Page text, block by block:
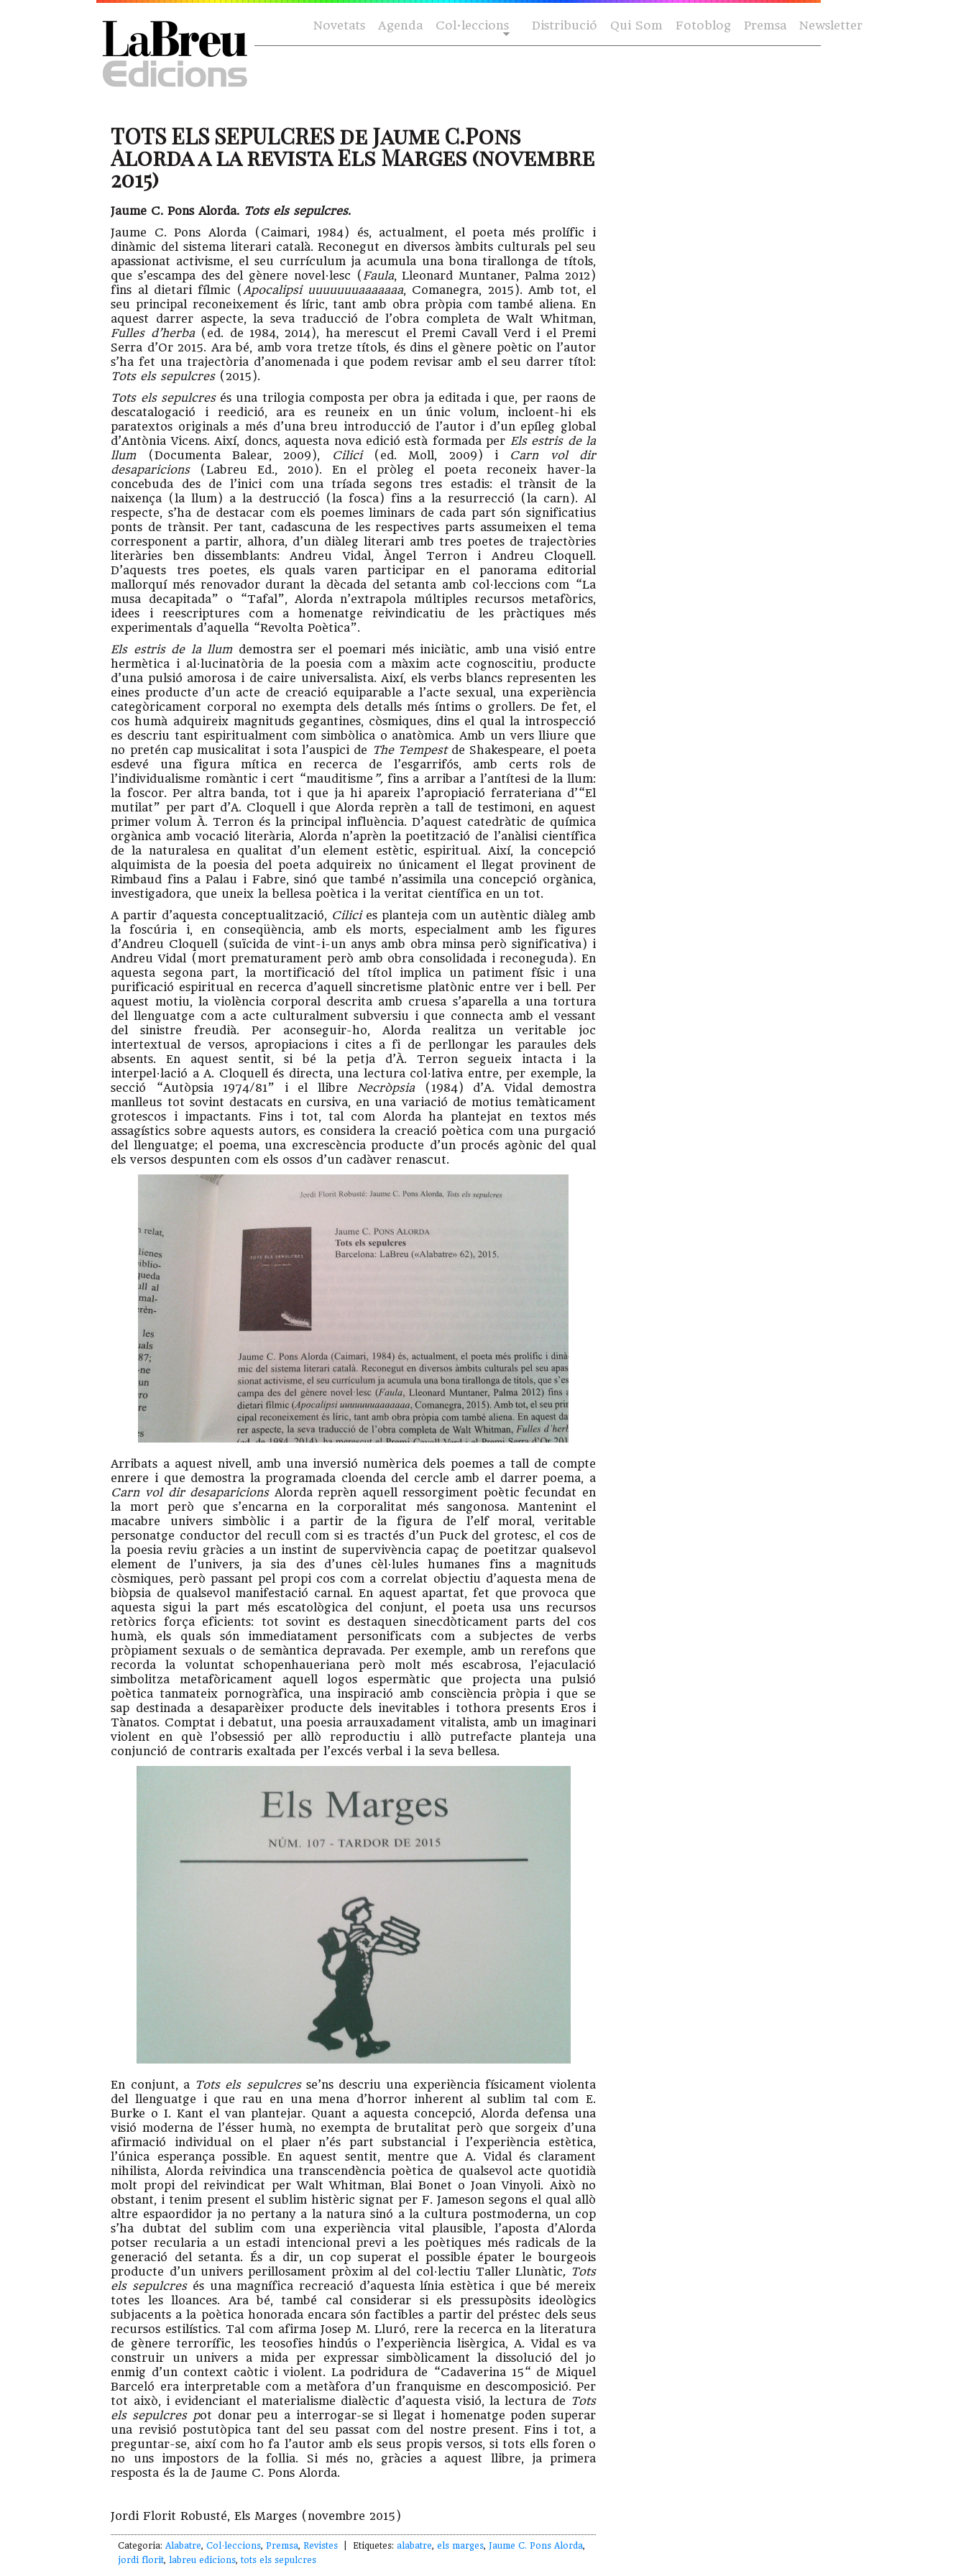
Novetats Agenda Col·leccions Distribució Qui Som Fotoblog Premsa Newsletter
TOTS ELS SEPULCRES de Jaume C.Pons
Alorda a la revista Els Marges (novembre
2015)
Jaume C. Pons Alorda. Tots els sepulcres.
Jaume C. Pons Alorda (Caimari, 1984) és, actualment, el poeta més prolífic i
dinàmic del sistema literari català. Reconegut en diversos àmbits culturals pel seu
apassionat activisme, el seu currículum ja acumula una bona tirallonga de títols,
que s’escampa des del gènere novel·lesc ( Faula, Lleonard Muntaner, Palma 2012)
fins al dietari fílmic (Apocalipsi uuuuuuuaaaaaaa, Comanegra, 2015). Amb tot, el
seu principal reconeixement és líric, tant amb obra pròpia com també aliena. En
aquest darrer aspecte, la seva traducció de l’obra completa de Walt Whitman,
Fulles d’herba (ed. de 1984, 2014), ha merescut el Premi Cavall Verd i el Premi
Serra d’Or 2015. Ara bé, amb vora tretze títols, és dins el gènere poètic on l’autor
s’ha fet una trajectòria d’anomenada i que podem revisar amb el seu darrer títol:
Tots els sepulcres (2015).
Tots els sepulcresés una trilogia composta per obra ja editada i que, per raons de
descatalogació i reedició, ara es reuneix en un únic volum, incloent-hi els
paratextos originals a més d’una breu introducció de l’autor i d’un epíleg global
d’Antònia Vicens. Així, doncs, aquesta nova edició està formada per Els estris de la
llum(Documenta Balear, 2009), Cilici(ed. Moll, 2009) i Carn vol dir
desaparicions(Labreu Ed., 2010). En el pròleg el poeta reconeix haver-la
concebuda des de l’inici com una tríada segons tres estadis: el trànsit de la
naixença (la llum) a la destrucció (la fosca) fins a la resurrecció (la carn). Al
respecte, s’ha de destacar com els poemes liminars de cada part són significatius
ponts de trànsit. Per tant, cadascuna de les respectives parts assumeixen el tema
corresponent a partir, alhora, d’un diàleg literari amb tres poetes de trajectòries
literàries ben dissemblants: Andreu Vidal, Àngel Terron i Andreu Cloquell.
D’aquests tres poetes, els quals varen participar en el panorama editorial
mallorquí més renovador durant la dècada del setanta amb col·leccions com “La
musa decapitada” o “Tafal”, Alorda n’extrapola múltiples recursos metafòrics,
idees i reescriptures com a homenatge reivindicatiu de les pràctiques més
experimentals d’aquella “Revolta Poètica”.
Els estris de la llumdemostra ser el poemari més iniciàtic, amb una visió entre
hermètica i al·lucinatòria de la poesia com a màxim acte cognoscitiu, producte
d’una pulsió amorosa i de caire universalista. Així, els verbs blancs representen les
eines producte d’un acte de creació equiparable a l’acte sexual, una experiència
categòricament corporal no exempta dels detalls més íntims o grollers. De fet, el
cos humà adquireix magnituds gegantines, còsmiques, dins el qual la introspecció
es descriu tant espiritualment com simbòlica o anatòmica. Amb un vers lliure que
no pretén cap musicalitat i sota l’auspici de The Tempestde Shakespeare, el poeta
esdevé una figura mítica en recerca de l’esgarrifós, amb certs rols de
l’individualisme romàntic i cert “mauditisme ”, fins a arribar a l’antítesi de la llum:
la foscor. Per altra banda, tot i que ja hi apareix l’apropiació ferrateriana d’“El
mutilat” per part d’A. Cloquell i que Alorda reprèn a tall de testimoni, en aquest
primer volum À. Terron és la principal influència. D’aquest catedràtic de química
orgànica amb vocació literària, Alorda n’aprèn la poetització de l’anàlisi científica
de la naturalesa en qualitat d’un element estètic, espiritual. Així, la concepció
alquimista de la poesia del poeta adquireix no únicament el llegat provinent de
Rimbaud fins a Palau i Fabre, sinó que també n’assimila una concepció orgànica,
investigadora, que uneix la bellesa poètica i la veritat científica en un tot.
A partir d’aquesta conceptualització, Cilicies planteja com un autèntic diàleg amb
la foscúria i, en conseqüència, amb els morts, especialment amb les figures
d’Andreu Cloquell (suïcida de vint-i-un anys amb obra minsa però significativa) i
Andreu Vidal (mort prematurament però amb obra consolidada i reconeguda). En
aquesta segona part, la mortificació del títol implica un patiment físic i una
purificació espiritual en recerca d’aquell sincretisme platònic entre ver i bell. Per
aquest motiu, la violència corporal descrita amb cruesa s’aparella a una tortura
del llenguatge com a acte culturalment subversiu i que connecta amb el vessant
del sinistre freudià. Per aconseguir-ho, Alorda realitza un veritable joc
intertextual de versos, apropiacions i cites a fi de perllongar les paraules dels
absents. En aquest sentit, si bé la petja d’À. Terron segueix intacta i la
interpel·lació a A. Cloquell és directa, una lectura col·lativa entre, per exemple, la
secció “Autòpsia 1974/81” i el llibreNecròpsia(1984) d’A. Vidal demostra
manlleus tot sovint destacats en cursiva, en una variació de motius temàticament
grotescos i impactants. Fins i tot, tal com Alorda ha plantejat en textos més
assagístics sobre aquests autors, es considera la creació poètica com una purgació
del llenguatge; el poema, una excrescència producte d’un procés agònic del qual
els versos despunten com els ossos d’un cadàver renascut.
Arribats a aquest nivell, amb una inversió numèrica dels poemes a tall de compte
enrere i que demostra la programada cloenda del cercle amb el darrer poema, a
Carn vol dir desaparicionsAlorda reprèn aquell ressorgiment poètic fecundat en
la mort però que s’encarna en la corporalitat més sangonosa. Mantenint el
macabre univers simbòlic i a partir de la figura de l’elf moral, veritable
personatge conductor del recull com si es tractés d’un Puck del grotesc, el cos de
la poesia reviu gràcies a un instint de supervivència capaç de poetitzar qualsevol
element de l’univers, ja sia des d’unes cèl·lules humanes fins a magnituds
còsmiques, però passant pel propi cos com a correlat objectiu d’aquesta mena de
biòpsia de qualsevol manifestació carnal. En aquest apartat, fet que provoca que
aquesta sigui la part més escatològica del conjunt, el poeta usa uns recursos
retòrics força eficients: tot sovint es destaquen sinecdòticament parts del cos
humà, els quals són immediatament personificats com a subjectes de verbs
pròpiament sexuals o de semàntica depravada. Per exemple, amb un rerefons que
recorda la voluntat schopenhaueriana però molt més escabrosa, l’ejaculació
simbolitza metafòricament aquell logos espermàtic que projecta una pulsió
poètica tanmateix pornogràfica, una inspiració amb consciència pròpia i que se
sap destinada a desaparèixer producte dels inevitables i tothora presents Eros i
Tànatos. Comptat i debatut, una poesia arrauxadament vitalista, amb un imaginari
violent en què l’obsessió per allò reproductiu i allò putrefacte planteja una
conjunció de contraris exaltada per l’excés verbal i la seva bellesa.
En conjunt, a Tots els sepulcresse’ns descriu una experiència físicament violenta
del llenguatge i que rau en una mena d’horror inherent al sublim tal com E.
Burke o I. Kant el van plantejar. Quant a aquesta concepció, Alorda defensa una
visió moderna de l’ésser humà, no exempta de brutalitat però que sorgeix d’una
afirmació individual on el plaer n’és part substancial i l’experiència estètica,
l’única esperança possible. En aquest sentit, mentre que A. Vidal és clarament
nihilista, Alorda reivindica una transcendència poètica de qualsevol acte quotidià
molt propi del reivindicat per Walt Whitman, Blai Bonet o Joan Vinyoli. Això no
obstant, i tenim present el sublim histèric signat per F. Jameson segons el qual allò
altre espaordidor ja no pertany a la natura sinó a la cultura postmoderna, un cop
s’ha dubtat del sublim com una experiència vital plausible, l’aposta d’Alorda
potser recularia a un estadi intencional previ a les poètiques més radicals de la
generació del setanta. És a dir, un cop superat el possible épater le bourgeois
producte d’un univers perillosament pròxim al del col·lectiu Taller Llunàtic, Tots
els sepulcresés una magnífica recreació d’aquesta línia estètica i que bé mereix
totes les lloances. Ara bé, també cal considerar si els pressupòsits ideològics
subjacents a la poètica honorada encara són factibles a partir del préstec dels seus
recursos estilístics. Tal com afirma Josep M. Lluró, rere la recerca en la literatura
de gènere terrorífic, les teosofies hindús o l’experiència lisèrgica, A. Vidal es va
construir un univers a mida per expressar simbòlicament la dissolució del jo
enmig d’un context caòtic i violent. La podridura de “Cadaverina 15“ de Miquel
Barceló era interpretable com a metàfora d’un franquisme en descomposició. Per
tot això, i evidenciant el materialisme dialèctic d’aquesta visió, la lectura de Tots
els sepulcrespot donar peu a interrogar-se si llegat i homenatge poden superar
una revisió postutòpica tant del seu passat com del nostre present. Fins i tot, a
preguntar-se, així com ho fa l’autor amb els seus propis versos, si tots ells foren o
no uns impostors de la follia. Si més no, gràcies a aquest llibre, ja primera
resposta és la de Jaume C. Pons Alorda.
Jordi Florit Robusté, Els Marges (novembre 2015)
Categoria:Alabatre,Col·leccions,Premsa,Revistes | Etiquetes:alabatre,els marges,Jaume C. Pons Alorda,
jordi florit,labreu edicions,tots els sepulcres